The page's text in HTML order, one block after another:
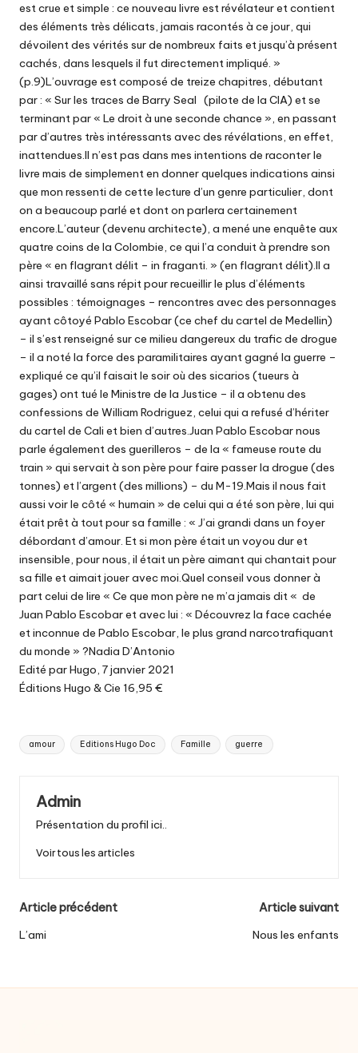
est crue et simple : ce nouveau livre est révélateur et contient
des éléments très délicats, jamais racontés à ce jour, qui
dévoilent des vérités sur de nombreux faits et jusqu’à présent
cachés, dans lesquels il fut directement impliqué. »
(p.9)L’ouvrage est composé de treize chapitres, débutant
par : « Sur les traces de Barry Seal (pilote de la CIA) et se
terminant par « Le droit à une seconde chance », en passant
par d’autres très intéressants avec des révélations, en effet,
inattendues.Il n’est pas dans mes intentions de raconter le
livre mais de simplement en donner quelques indications ainsi
que mon ressenti de cette lecture d’un genre particulier, dont
on a beaucoup parlé et dont on parlera certainement
encore.L’auteur (devenu architecte), a mené une enquête aux
quatre coins de la Colombie, ce qui l’a conduit à prendre son
père « en flagrant délit – in fraganti. » (en flagrant délit).Il a
ainsi travaillé sans répit pour recueillir le plus d’éléments
possibles : témoignages – rencontres avec des personnages
ayant côtoyé Pablo Escobar (ce chef du cartel de Medellin)
– il s’est renseigné sur ce milieu dangereux du trafic de drogue
– il a noté la force des paramilitaires ayant gagné la guerre –
expliqué ce qu’il faisait le soir où des sicarios (tueurs à
gages) ont tué le Ministre de la Justice – il a obtenu des
confessions de William Rodriguez, celui qui a refusé d’hériter
du cartel de Cali et bien d’autres.Juan Pablo Escobar nous
parle également des guerilleros – de la « fameuse route du
train » qui servait à son père pour faire passer la drogue (des
tonnes) et l’argent (des millions) – du M-19.Mais il nous fait
aussi voir le côté « humain » de celui qui a été son père, lui qui
était prêt à tout pour sa famille : « J’ai grandi dans un foyer
débordant d’amour. Et si mon père était un voyou dur et
insensible, pour nous, il était un père aimant qui chantait pour
sa fille et aimait jouer avec moi.Quel conseil vous donner à
part celui de lire « Ce que mon père ne m’a jamais dit « de
Juan Pablo Escobar et avec lui : « Découvrez la face cachée
et inconnue de Pablo Escobar, le plus grand narcotrafiquant
du monde » ?Nadia D’Antonio
Edité par Hugo, 7 janvier 2021
Éditions Hugo & Cie 16,95 €
Tags:
amour Editions Hugo Doc Famille guerre
Admin
Présentation du profil ici..
Voir tous les articles
Post
navigation
Article précédent
L’ami
Article suivant
Nous les enfants